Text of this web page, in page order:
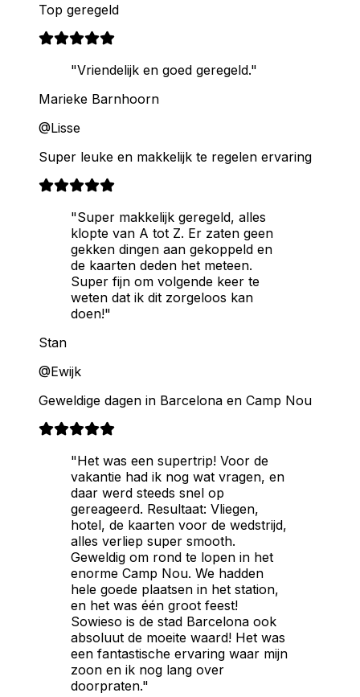
Top geregeld
"Vriendelijk en goed geregeld."
Marieke Barnhoorn
@Lisse
Super leuke en makkelijk te regelen ervaring
"Super makkelijk geregeld, alles
klopte van A tot Z. Er zaten geen
gekken dingen aan gekoppeld en
de kaarten deden het meteen.
Super fijn om volgende keer te
weten dat ik dit zorgeloos kan
doen!"
Stan
@Ewijk
Geweldige dagen in Barcelona en Camp Nou
"Het was een supertrip! Voor de
vakantie had ik nog wat vragen, en
daar werd steeds snel op
gereageerd. Resultaat: Vliegen,
hotel, de kaarten voor de wedstrijd,
alles verliep super smooth.
Geweldig om rond te lopen in het
enorme Camp Nou. We hadden
hele goede plaatsen in het station,
en het was één groot feest!
Sowieso is de stad Barcelona ook
absoluut de moeite waard! Het was
een fantastische ervaring waar mijn
zoon en ik nog lang over
doorpraten."